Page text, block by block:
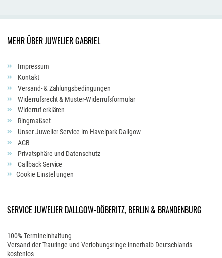
MEHR ÜBER JUWELIER GABRIEL
Impressum
Kontakt
Versand- & Zahlungsbedingungen
Widerrufsrecht & Muster-Widerrufsformular
Widerruf erklären
Ringmaßset
Unser Juwelier Service im Havelpark Dallgow
AGB
Privatsphäre und Datenschutz
Callback Service
Cookie Einstellungen
SERVICE JUWELIER DALLGOW-DÖBERITZ, BERLIN & BRANDENBURG
100% Termineinhaltung
Versand der Trauringe und Verlobungsringe innerhalb Deutschlands
kostenlos